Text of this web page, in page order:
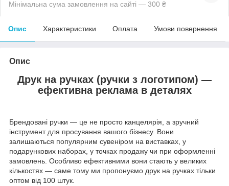
Мінімальна сума замовлення на сайті — 300 ₴
Опис Характеристики Оплата Умови повернення
Опис
Друк на ручках (ручки з логотипом) —
ефективна реклама в деталях
Брендовані ручки — це не просто канцелярія, а зручний
інструмент для просування вашого бізнесу. Вони
залишаються популярним сувеніром на виставках, у
подарункових наборах, у точках продажу чи при оформленні
замовлень. Особливо ефективними вони стають у великих
кількостях — саме тому ми пропонуємо друк на ручках тільки
оптом від 100 штук.